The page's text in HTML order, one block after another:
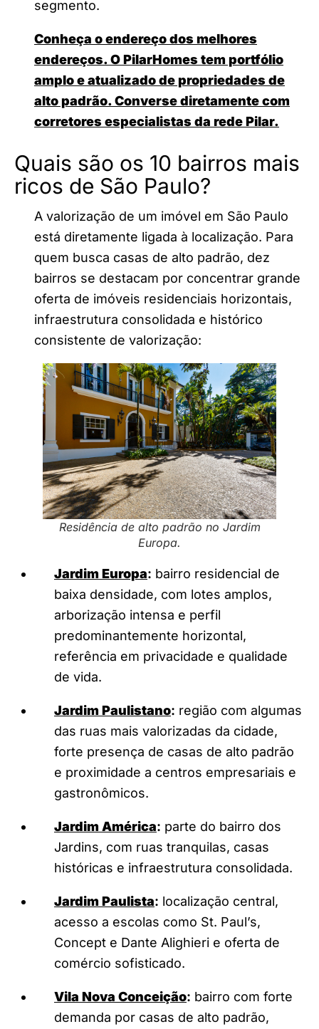
segmento.
Conheça o endereço dos melhores
endereços. O PilarHomes tem portfólio
amplo e atualizado de propriedades de
alto padrão. Converse diretamente com
corretores especialistas da rede Pilar.
Quais são os 10 bairros mais
ricos de São Paulo?
A valorização de um imóvel em São Paulo
está diretamente ligada à localização. Para
quem busca casas de alto padrão, dez
bairros se destacam por concentrar grande
oferta de imóveis residenciais horizontais,
infraestrutura consolidada e histórico
consistente de valorização:
Residência de alto padrão no Jardim
Europa.
Jardim Europa: bairro residencial de
baixa densidade, com lotes amplos,
arborização intensa e perfil
predominantemente horizontal,
referência em privacidade e qualidade
de vida.
Jardim Paulistano: região com algumas
das ruas mais valorizadas da cidade,
forte presença de casas de alto padrão
e proximidade a centros empresariais e
gastronômicos.
Jardim América: parte do bairro dos
Jardins, com ruas tranquilas, casas
históricas e infraestrutura consolidada.
Jardim Paulista: localização central,
acesso a escolas como St. Paul’s,
Concept e Dante Alighieri e oferta de
comércio sofisticado.
Vila Nova Conceição: bairro com forte
demanda por casas de alto padrão,